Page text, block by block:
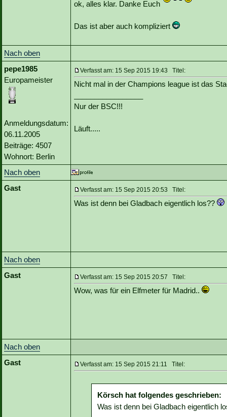
ok, alles klar. Danke Euch
Das ist aber auch kompliziert
Nach oben
pepe1985
Europameister
Anmeldungsdatum:
06.11.2005
Beiträge: 4507
Wohnort: Berlin
Verfasst am: 15 Sep 2015 19:43 Titel:
Nicht mal in der Champions league ist das
Nur der BSC!!!
Läuft.....
Nach oben
Gast
Verfasst am: 15 Sep 2015 20:53 Titel:
Was ist denn bei Gladbach eigentlich los??
Nach oben
Gast
Verfasst am: 15 Sep 2015 20:57 Titel:
Wow, was für ein Elfmeter für Madrid..
Nach oben
Gast
Verfasst am: 15 Sep 2015 21:11 Titel:
Körsch hat folgendes geschrieben:
Was ist denn bei Gladbach eigentlich